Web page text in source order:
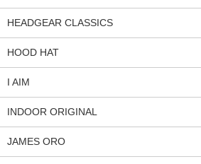
HEADGEAR CLASSICS
HOOD HAT
I AIM
INDOOR ORIGINAL
JAMES ORO